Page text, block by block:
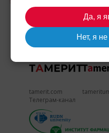
Да, я
Нет, я
+7
tamerit.com
Телеграм-канал